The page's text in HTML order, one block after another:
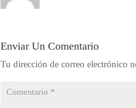
Enviar Un Comentario
Tu dirección de correo electrónico